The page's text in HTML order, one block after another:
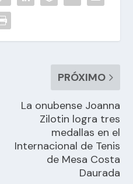
PRÓXIMO
La onubense Joanna
Zilotin logra tres
medallas en el
Internacional de Tenis
de Mesa Costa
Daurada